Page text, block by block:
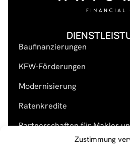
Zustimmung
Baufinanzierungen
KFW-Förderungen
Modernisierung
Ratenkredite
Partnerschaften für Makler